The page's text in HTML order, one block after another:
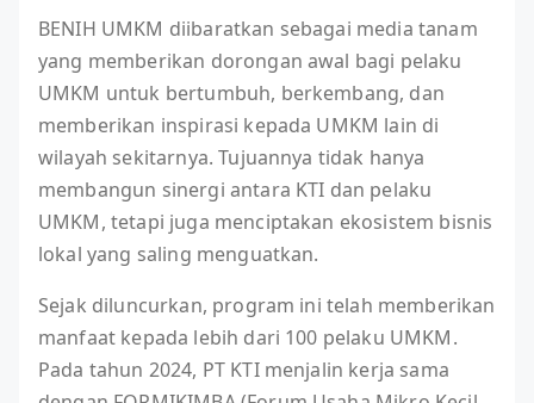
BENIH UMKM diibaratkan sebagai media tanam
yang memberikan dorongan awal bagi pelaku
UMKM untuk bertumbuh, berkembang, dan
memberikan inspirasi kepada UMKM lain di
wilayah sekitarnya. Tujuannya tidak hanya
membangun sinergi antara KTI dan pelaku
UMKM, tetapi juga menciptakan ekosistem bisnis
lokal yang saling menguatkan.
Sejak diluncurkan, program ini telah memberikan
manfaat kepada lebih dari 100 pelaku UMKM.
Pada tahun 2024, PT KTI menjalin kerja sama